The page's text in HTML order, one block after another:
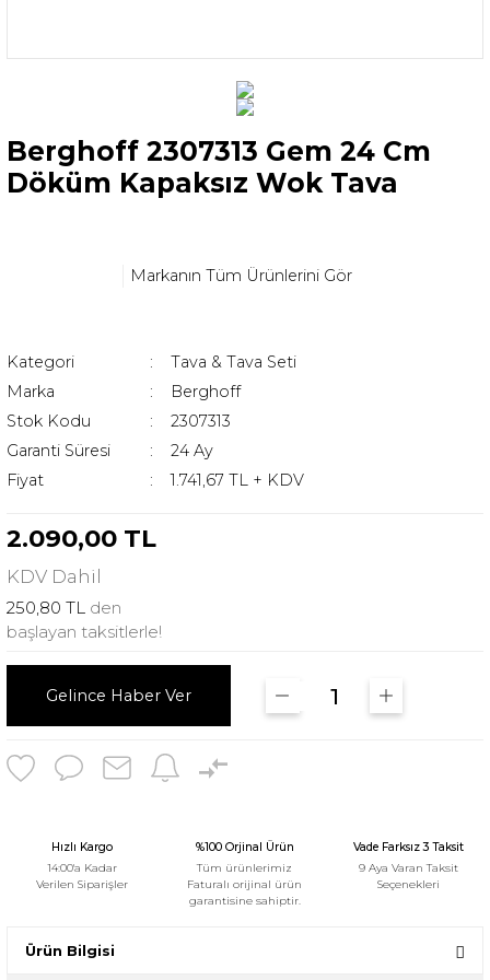
Berghoff 2307313 Gem 24 Cm
Döküm Kapaksız Wok Tava
Markanın Tüm Ürünlerini Gör
Kategori
Tava & Tava Seti
Marka
Berghoff
Stok Kodu
2307313
Garanti Süresi
24 Ay
Fiyat
1.741,67 TL + KDV
2.090,00 TL
KDV Dahil
250,80 TL den
başlayan taksitlerle!
Gelince Haber Ver
Hızlı Kargo
14:00'a Kadar
Verilen Siparişler
%100 Orjinal Ürün
Tüm ürünlerimiz
Faturalı orijinal ürün
garantisine sahiptir.
Vade Farksız 3 Taksit
9 Aya Varan Taksit
Seçenekleri
Ürün Bilgisi